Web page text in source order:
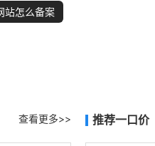
站怎么备案
查看更多>> 推荐一口价